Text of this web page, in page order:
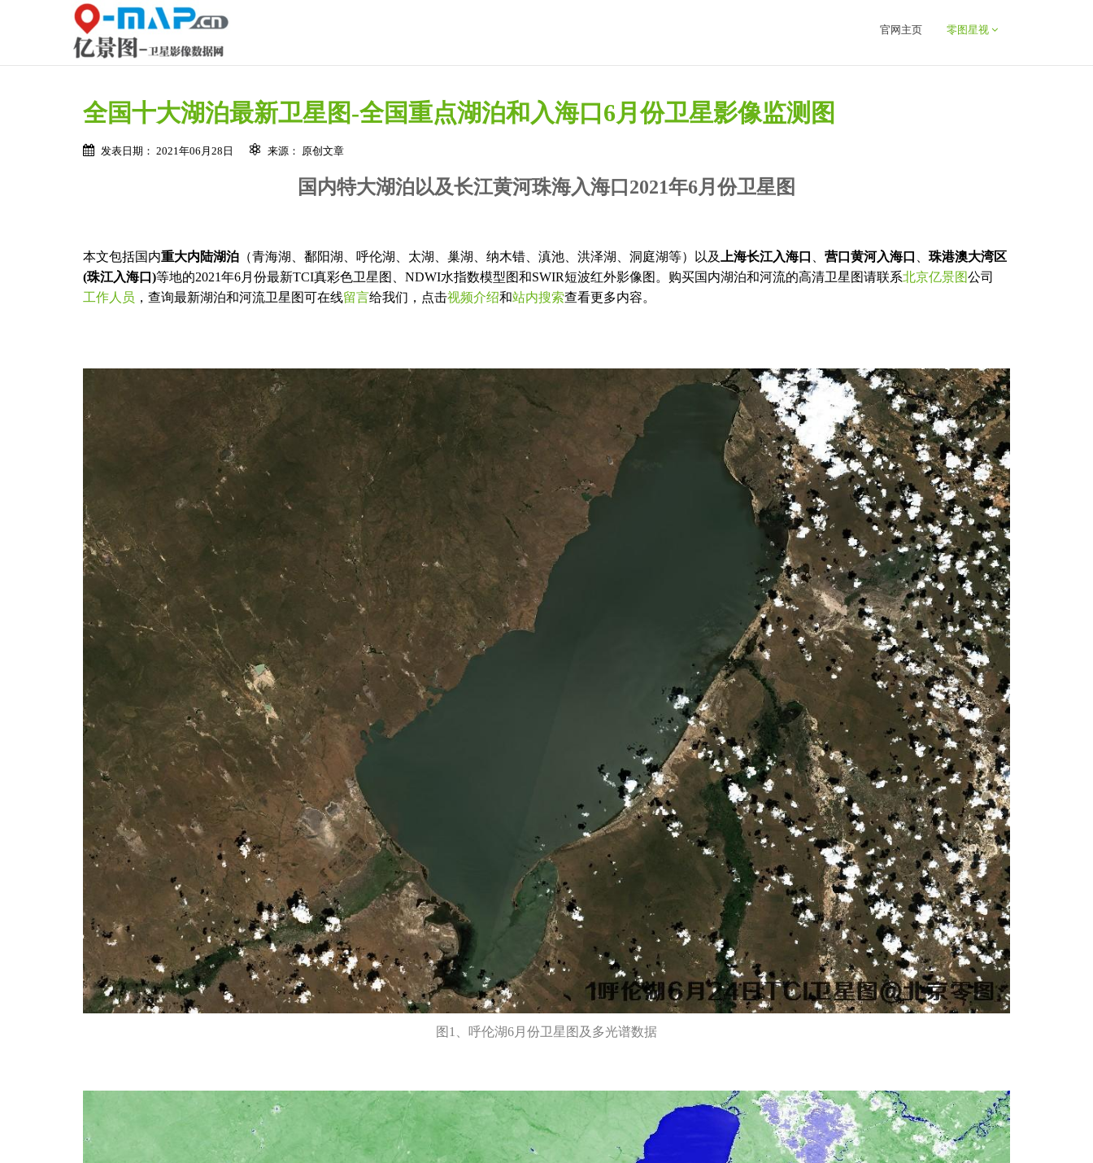
官网主页 零图星视
全国十大湖泊最新卫星图-全国重点湖泊和入海口6月份卫星影像监测图
发表日期： 2021年06月28日 来源： 原创文章
国内特大湖泊以及长江黄河珠海入海口2021年6月份卫星图
本文包括国内重大内陆湖泊 （青海湖、鄱阳湖、呼伦湖、太湖、巢湖、纳木错、滇池、洪泽湖、洞庭湖等）以及 上海长江入海口 营口黄河入海口
珠港澳大湾区
(珠江入海口)等地的2021年6月份最新TCI真彩色卫星图、NDWI水指数模型图和SWIR短波红外影像图。购买国内湖泊和河流的高清卫星图请联系北京亿景图公司
工作人员 ，查询最新湖泊和河流卫星图可在线留言给我们，点击视频介绍和站内搜索查看更多内容。
图1、呼伦湖6月份卫星图及多光谱数据